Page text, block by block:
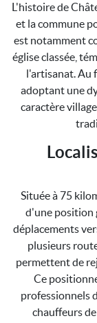
L'histoire de
et la commune
est notamment
église classée,
l'artisanat. Au
adoptant une
caractère
Située à 75
d'une position
déplacements
plusieurs
permettent de
Ce
professionnels
chauffeurs